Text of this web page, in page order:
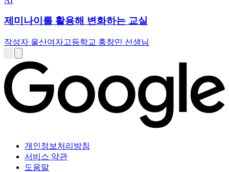
제미나이를 활용해 변화하는 교실
작성자 울산여자고등학교 홍창민 선생님
개인정보처리방침
서비스 약관
도움말